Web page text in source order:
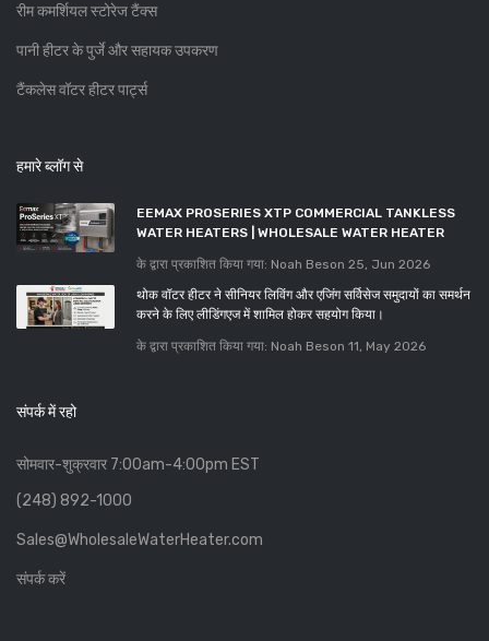
रीम कमर्शियल स्टोरेज टैंक्स
पानी हीटर के पुर्जे और सहायक उपकरण
टैंकलेस वॉटर हीटर पार्ट्स
हमारे ब्लॉग से
EEMAX PROSERIES XTP COMMERCIAL TANKLESS
WATER HEATERS | WHOLESALE WATER HEATER
के द्वारा प्रकाशित किया गया: Noah Beson 25, Jun 2026
थोक वॉटर हीटर ने सीनियर लिविंग और एजिंग सर्विसेज समुदायों का समर्थन
करने के लिए लीडिंगएज में शामिल होकर सहयोग किया।
के द्वारा प्रकाशित किया गया: Noah Beson 11, May 2026
संपर्क में रहो
सोमवार-शुक्रवार 7:00am-4:00pm EST
(248) 892-1000
Sales@WholesaleWaterHeater.com
संपर्क करें